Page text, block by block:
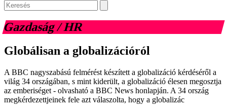
Gazdaság / HR
Globálisan a globalizációról
A BBC nagyszabású felmérést készített a globalizáció kérdéséről a
világ 34 országában, s mint kiderült, a globalizáció élesen megosztja
az emberiséget - olvasható a BBC News honlapján. A 34 ország
megkérdezettjeinek fele azt válaszolta, hogy a globalizác